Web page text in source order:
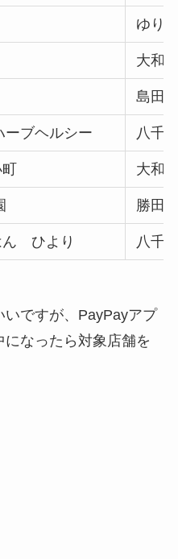
ゆり
大和
島田
ーブヘルシー 八千
大和
勝田
ん ひより 八千
ですが、PayPayアプ
になったら対象店舗を